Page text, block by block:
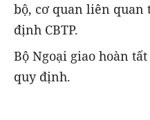
bộ, cơ quan liên
định CBTP.
Bộ Ngoại giao hoàn
quy định.